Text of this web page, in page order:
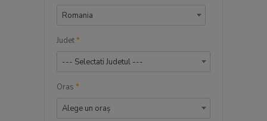
Romania
Judet*
--- Selectati Judetul ---
Oras *
Alege un oraș